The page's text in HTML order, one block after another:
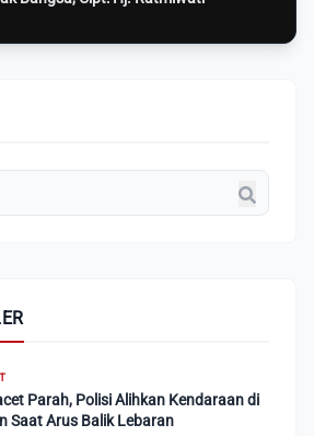
Parah, Polisi Alihkan Kendaraan di
Saat Arus Balik Lebaran